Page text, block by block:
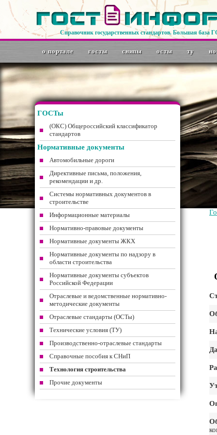
Справочник государственных стандартов. Большая база
о портале госты снипы осты ту
ГОСТы
(ОКС) Общероссийский классификатор
стандартов
Нормативные документы
Автомобильные дороги
Директивные письма, положения,
рекомендации и др.
Системы нормативных документов в
строительстве
Информационные материалы
Нормативно-правовые документы
Нормативные документы ЖКХ
Нормативные документы по надзору в
области строительства
Нормативные документы субъектов
Российской Федерации
Отраслевые и ведомственные нормативно-
методические документы
Отраслевые стандарты (ОСТы)
Технические условия (ТУ)
Производственно-отраслевые стандарты
Справочные пособия к СНиП
Технология строительства
Прочие документы